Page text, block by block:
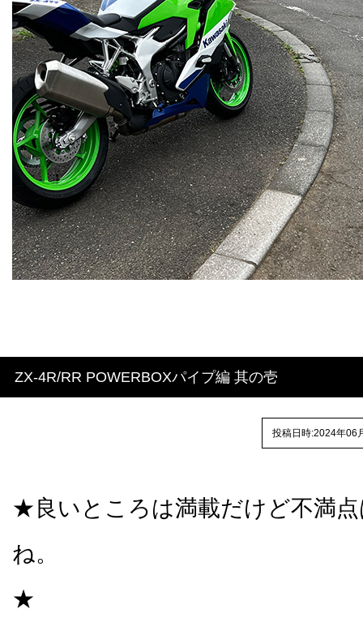
ZX-4R/RR POWERBOXパイプ編 其の壱
投稿日時:2024年06
★良いところは満載だけど不満
ね。
★